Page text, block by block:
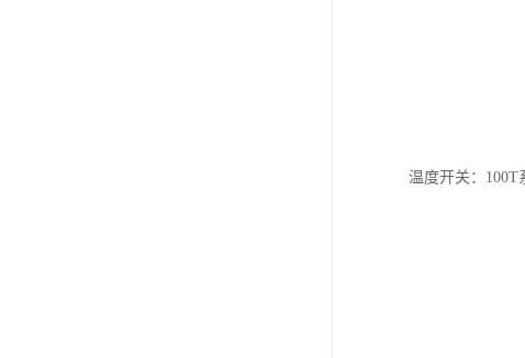
温度开关：100T